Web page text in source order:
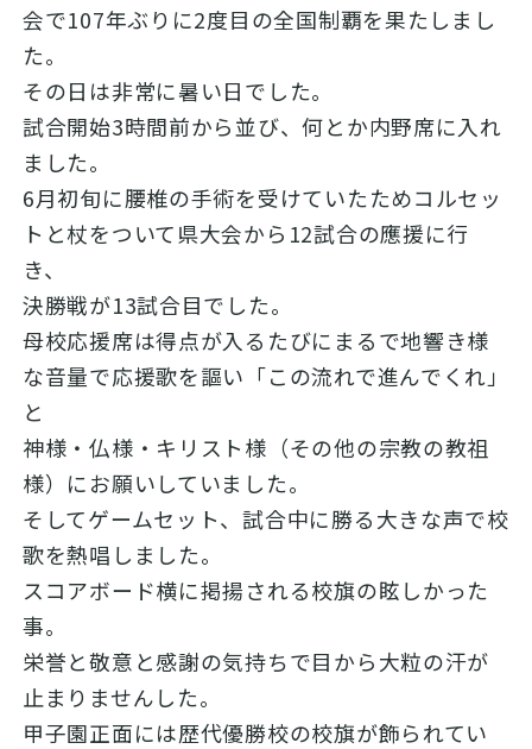
会で107年ぶりに2度目の全国制覇を果たしまし
た。
その日は非常に暑い日でした。
試合開始3時間前から並び、何とか内野席に入れ
ました。
6月初旬に腰椎の手術を受けていたためコルセッ
トと杖をついて県大会から12試合の應援に行
き、
決勝戦が13試合目でした。
母校応援席は得点が入るたびにまるで地響き様
な音量で応援歌を謳い「この流れで進んでくれ」
と
神様・仏様・キリスト様（その他の宗教の教祖
様）にお願いしていました。
そしてゲームセット、試合中に勝る大きな声で校
歌を熱唱しました。
スコアボード横に掲揚される校旗の眩しかった
事。
栄誉と敬意と感謝の気持ちで目から大粒の汗が
止まりませんした。
甲子園正面には歴代優勝校の校旗が飾られてい